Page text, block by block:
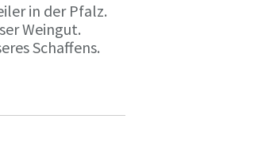
in der Pfalz.
Weingut.
Schaffens.